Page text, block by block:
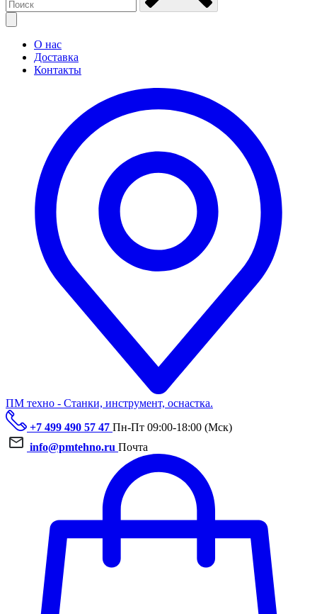
О нас
Доставка
Контакты
ПМ техно - Станки, инструмент, оснастка.
+7 499 490 57 47 Пн-Пт 09:00-18:00 (Мск)
info@pmtehno.ru Почта